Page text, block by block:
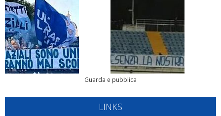
Guarda e pubblica
LINKS